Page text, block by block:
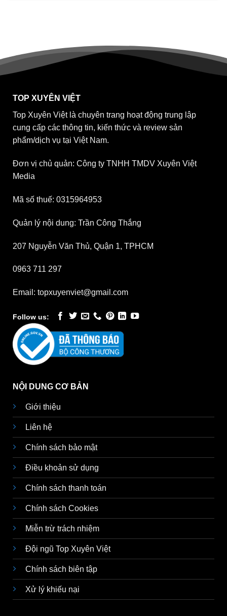
TOP XUYÊN VIỆT
Top Xuyên Việt là chuyên trang hoạt động trung lập
cung cấp các thông tin, kiến thức và review sản
phẩm/dịch vụ tại Việt Nam.
Đơn vị chủ quản: Công ty TNHH TMDV Xuyên Việt
Media
Mã số thuế: 0315964953
Quản lý nội dung: Trần Công Thắng
207 Nguyễn Văn Thủ, Quận 1, TPHCM
0963 711 297
Email: topxuyenviet@gmail.com
Follow us:
NỘI DUNG CƠ BẢN
Giới thiệu
Liên hệ
Chính sách bảo mật
Điều khoản sử dụng
Chính sách thanh toán
Chính sách Cookies
Miễn trừ trách nhiệm
Đội ngũ Top Xuyên Việt
Chính sách biên tập
Xử lý khiếu nại